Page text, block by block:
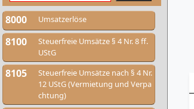
8000 Umsatzerlöse
8100
Steuerfreie Umsätze § 4 Nr. 8 ff.
UStG
8105
Steuerfreie Umsätze nach § 4 Nr.
12 UStG (Vermietung und Verpa
chtung)